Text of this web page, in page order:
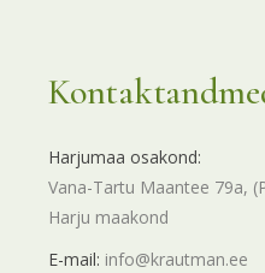
Harjumaa osakond:
Vana-Tartu Maantee 79a,
Harju maakond
E-mail: info@krautman.ee